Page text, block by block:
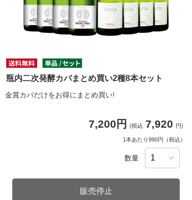
瓶内二次発酵カバまとめ買い2種8本セット
金賞カバだけをお得にまとめ買い!
7,200円 (税込 7,920 円)
1本あたり990円（税込）
数量
販売停止